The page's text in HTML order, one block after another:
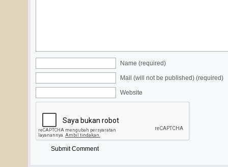
Name (required)
Mail (will not be published) (required)
Website